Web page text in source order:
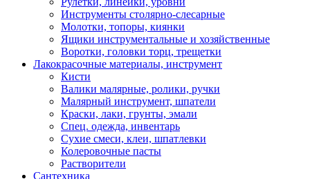
Инструменты столярно-слесарные
Молотки, топоры, киянки
Ящики инструментальные и хозяйственные
Воротки, головки торц, трещетки
Лакокрасочные материалы, инструмент
Кисти
Валики малярные, ролики, ручки
Малярный инструмент, шпатели
Краски, лаки, грунты, эмали
Спец. одежда, инвентарь
Сухие смеси, клеи, шпатлевки
Колеровочные пасты
Растворители
Сантехника